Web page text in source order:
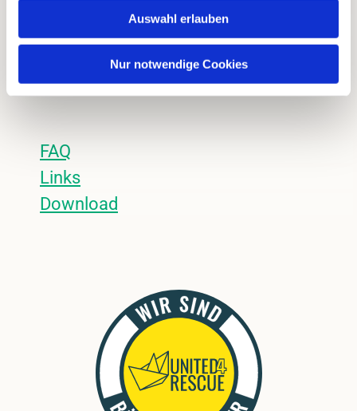
Auswahl erlauben
Nur notwendige Cookies
Kalender
FAQ
Links
Download